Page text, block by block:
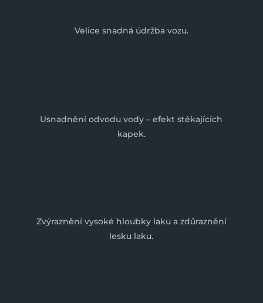
Velice snadná údržba vozu.
Usnadnění odvodu vody – efekt stékajících
kapek.
Zvýraznění vysoké hloubky laku a zdůraznění
lesku laku.